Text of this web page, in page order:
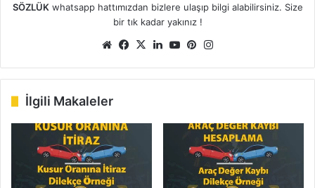
SÖZLÜKwhatsapp hattımızdan bizlere ulaşıp bilgi alabilirsiniz. Size
bir tık kadar yakınız !
Web Facebook
X LinkedIn
YouTubePinterest
İlgili Makaleler